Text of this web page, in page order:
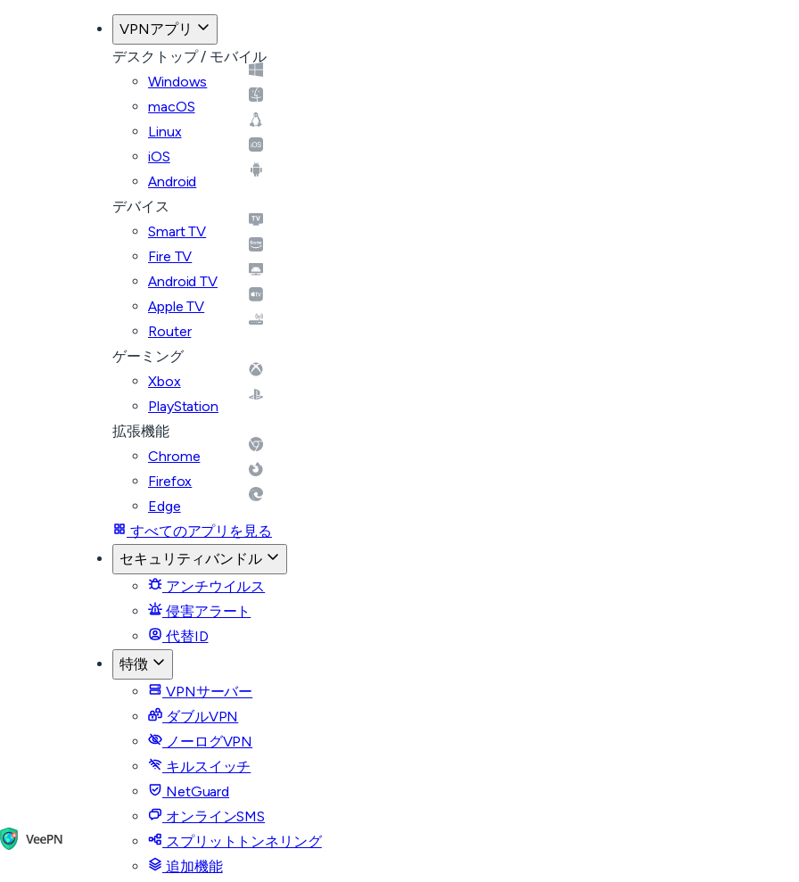
VPNアプリ
デスクトップ / モバイル
Windows
macOS
Linux
iOS
Android
デバイス
Smart TV
Fire TV
Android TV
Apple TV
Router
ゲーミング
Xbox
PlayStation
拡張機能
Chrome
Firefox
Edge
すべてのアプリを見る
セキュリティバンドル
アンチウイルス
侵害アラート
代替ID
特徴
VPNサーバー
ダブルVPN
ノーログVPN
キルスイッチ
NetGuard
オンラインSMS
スプリットトンネリング
追加機能